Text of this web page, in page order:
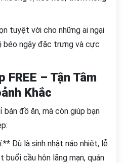
tuyệt vời cho những ai ngại
béo ngậy đặc trưng và cực
FREE – Tận Tâm
Khắc
bán đồ ăn, mà còn giúp bạn
Dù là sinh nhật náo nhiệt, lễ
buổi cầu hôn lãng mạn, quán